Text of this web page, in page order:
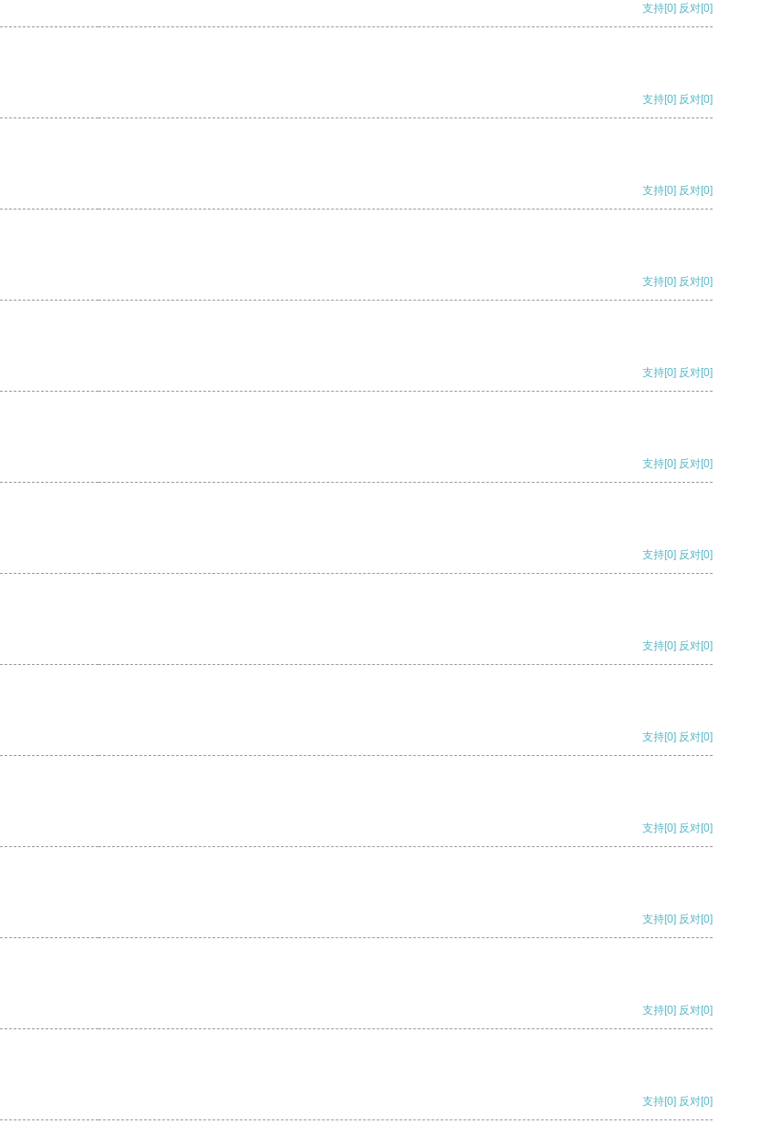
支持[0] 反对[0]
支持[0] 反对[0]
支持[0] 反对[0]
支持[0] 反对[0]
支持[0] 反对[0]
支持[0] 反对[0]
支持[0] 反对[0]
支持[0] 反对[0]
支持[0] 反对[0]
支持[0] 反对[0]
支持[0] 反对[0]
支持[0] 反对[0]
支持[0] 反对[0]